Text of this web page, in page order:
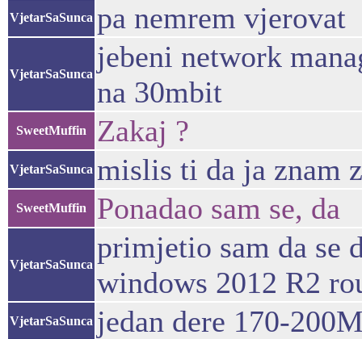
VjetarSaSunca pa nemrem vjerovat
VjetarSaSunca
jebeni network
na 30mbit
SweetMuffin Zakaj ?
VjetarSaSunca mislis ti da ja znam
SweetMuffin Ponadao sam se, da
VjetarSaSunca
primjetio sam da se
windows 2012 R2
VjetarSaSunca jedan dere 170-